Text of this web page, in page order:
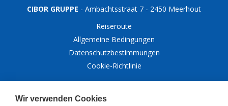
CIBOR GRUPPE - Ambachtsstraat 7 - 2450 Meerhout
Reiseroute
Allgemeine Bedingungen
Datenschutzbestimmungen
Cookie-Richtlinie
© Copyright 2026, Cibor
Wir verwenden Cookies